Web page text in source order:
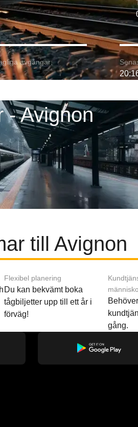
avgångar:
- Avignon
till Avignon
Flexibel planering
Du kan bekvämt boka
tågbiljetter upp till ett år i
förväg!
gång.